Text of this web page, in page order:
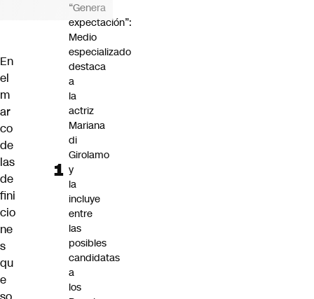
En
el
m
ar
co
de
las
de
fini
cio
ne
s
qu
e
“Genera
expectación”:
Medio
especializado
destaca
a
la
actriz
Mariana
di
Girolamo
y
la
incluye
entre
las
posibles
candidatas
a
los